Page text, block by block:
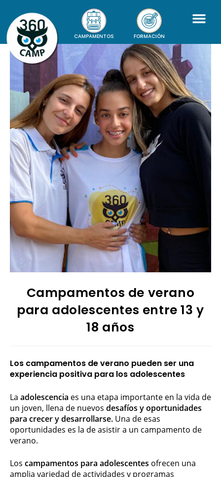
CAMPAMENTOS FORMACIÓN
Campamentos de verano
para adolescentes entre 13 y
18 años
Los campamentos de verano pueden ser una
experiencia positiva para los adolescentes
La adolescencia es una etapa importante en la vida de
un joven, llena de nuevos desafíos y oportunidades
para crecer y desarrollarse. Una de esas
oportunidades es la de asistir a un campamento de
verano.
Los campamentos para adolescentes ofrecen una
amplia variedad de actividades y programas